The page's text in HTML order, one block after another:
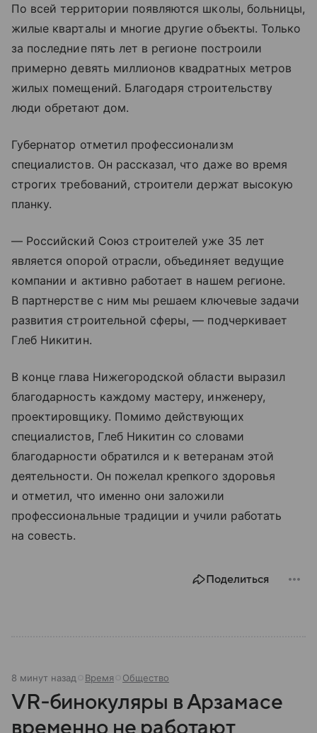
По всей территории появляются школы, больницы,
жилые кварталы и многие другие объекты. Только
за последние пять лет в регионе построили
примерно девять миллионов квадратных метров
жилых помещений. Благодаря строительству
люди обретают дом.
Губернатор отметил профессионализм
специалистов. Он рассказал, что даже во время
строгих требований, строители держат высокую
планку.
— Российский Союз строителей уже 35 лет
является опорой отрасли, объединяет ведущие
компании и активно работает в нашем регионе.
В партнерстве с ним мы решаем ключевые задачи
развития строительной сферы, — подчеркивает
Глеб Никитин.
В конце глава Нижегородской области выразил
благодарность каждому мастеру, инженеру,
проектировщику. Помимо действующих
специалистов, Глеб Никитин со словами
благодарности обратился и к ветеранам этой
деятельности. Он пожелал крепкого здоровья
и отметил, что именно они заложили
профессиональные традиции и учили работать
на совесть.
Поделиться
8 минут назад Время Общество
VR‑бинокуляры в Арзамасе
временно не работают